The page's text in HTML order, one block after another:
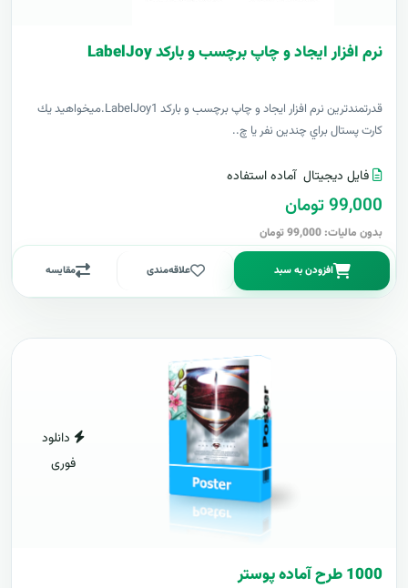
نرم افزار ایجاد و چاپ برچسب و بارکد LabelJoy
قدرتمندترين نرم افزار ایجاد و چاپ برچسب و بارکد LabelJoy1.ميخواهيد يك
كارت پستال براي چندين نفر يا چ..
فایل دیجیتال آماده استفاده
99,000 تومان
بدون مالیات: 99,000 تومان
افزودن به سبد علاقه‌مندی مقایسه
دانلود
فوری
1000 طرح آماده پوستر